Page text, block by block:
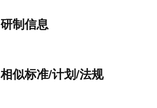
研制信息
相似标准/计划/法规